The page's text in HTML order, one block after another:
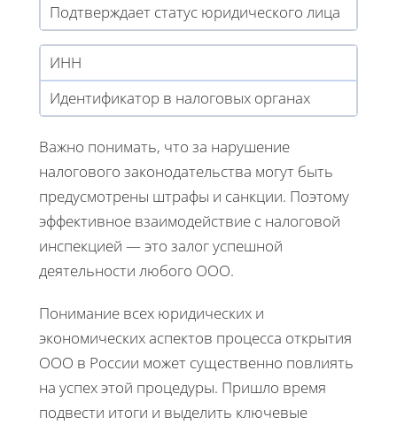
Подтверждает статус юридического лица
ИНН
Идентификатор в налоговых органах
Важно понимать, что за нарушение
налогового законодательства могут быть
предусмотрены штрафы и санкции. Поэтому
эффективное взаимодействие с налоговой
инспекцией — это залог успешной
деятельности любого ООО.
Понимание всех юридических и
экономических аспектов процесса открытия
ООО в России может существенно повлиять
на успех этой процедуры. Пришло время
подвести итоги и выделить ключевые